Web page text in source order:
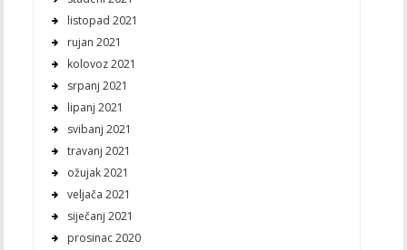
listopad 2021
rujan 2021
kolovoz 2021
srpanj 2021
lipanj 2021
svibanj 2021
travanj 2021
ožujak 2021
veljača 2021
siječanj 2021
prosinac 2020